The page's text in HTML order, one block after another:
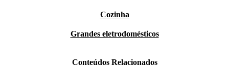
Cozinha
Grandes eletrodomésticos
Conteúdos Relacionados